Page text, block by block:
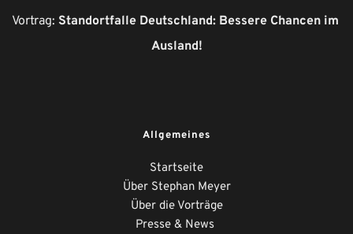
Vortrag: Standortfalle Deutschland: Bessere Chancen im
Ausland!
Allgemeines
Startseite
Über Stephan Meyer
Über die Vorträge
Presse & News